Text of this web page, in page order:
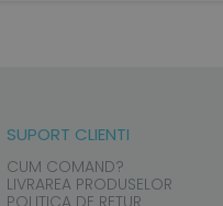
SUPORT CLIENTI
CUM COMAND?
LIVRAREA PRODUSELOR